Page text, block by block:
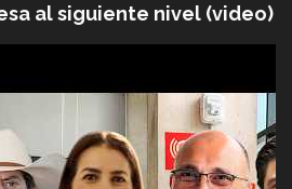
al siguiente nivel (video)